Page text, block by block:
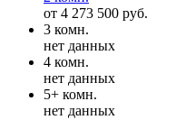
от 4 273 500 руб.
3 комн.
нет данных
4 комн.
нет данных
5+ комн.
нет данных